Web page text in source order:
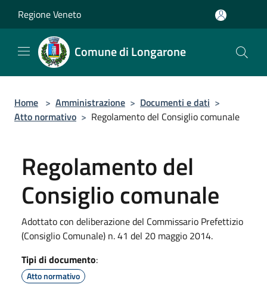
Regione Veneto
Comune di Longarone
Home > Amministrazione > Documenti e dati >
Atto normativo > Regolamento del Consiglio comunale
Regolamento del
Consiglio comunale
Adottato con deliberazione del Commissario Prefettizio
(Consiglio Comunale) n. 41 del 20 maggio 2014.
Tipi di documento:
Atto normativo